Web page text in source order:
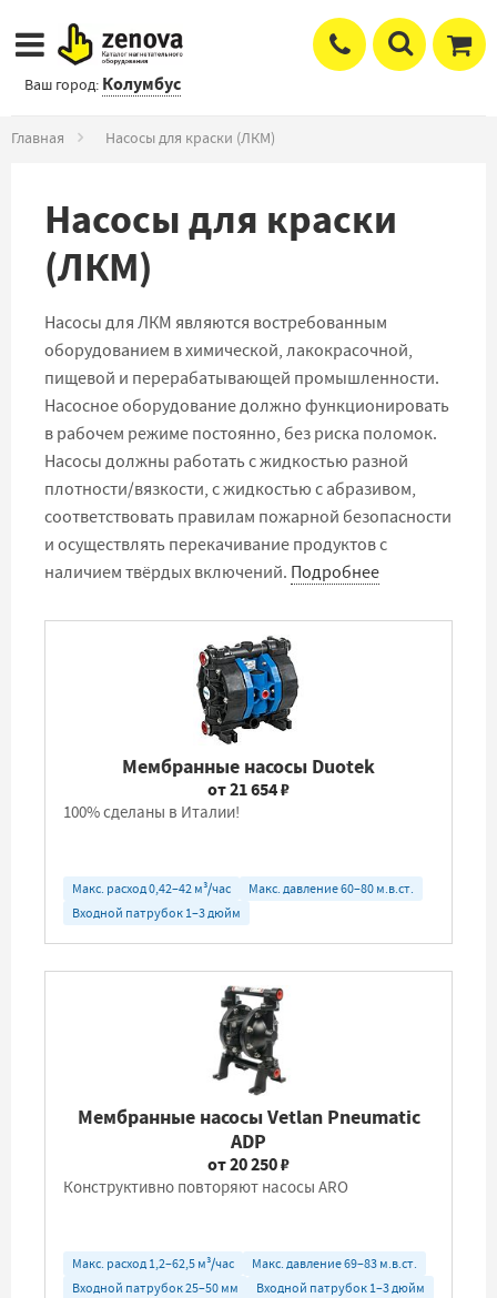
Ваш город: Колумбус
Главная Насосы для краски (ЛКМ)
Насосы для краски
(ЛКМ)
Насосы для ЛКМ являются востребованным
оборудованием в химической, лакокрасочной,
пищевой и перерабатывающей промышленности.
Насосное оборудование должно функционировать
в рабочем режиме постоянно, без риска поломок.
Насосы должны работать с жидкостью разной
плотности/вязкости, с жидкостью с абразивом,
соответствовать правилам пожарной безопасности
и осуществлять перекачивание продуктов с
наличием твёрдых включений. Подробнее
Мембранные насосы Duotek
от 21 654 ₽
100% сделаны в Италии!
Макс. расход 0,42–42 м³/час
Макс. давление 60–80 м.в.ст.
Входной патрубок 1–3 дюйм
Мембранные насосы Vetlan Pneumatic
ADP
от 20 250 ₽
Конструктивно повторяют насосы ARO
Макс. расход 1,2–62,5 м³/час
Макс. давление 69–83 м.в.ст.
Входной патрубок 25–50 мм
Входной патрубок 1–3 дюйм